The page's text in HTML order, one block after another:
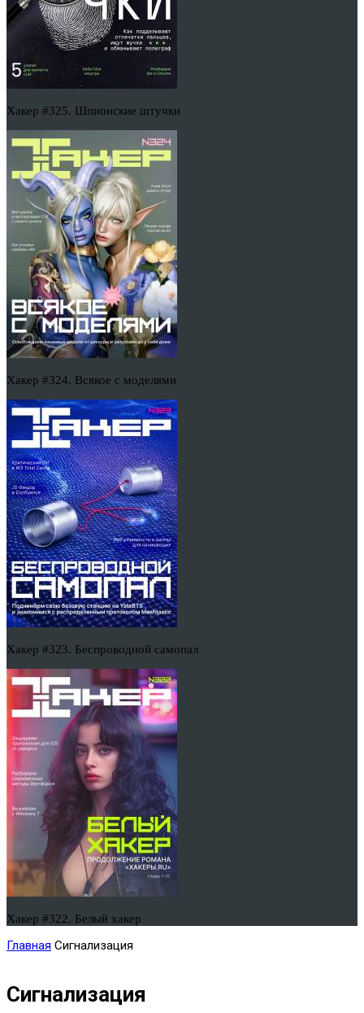
Хакер #325. Шпионские штучки
Хакер #324. Всякое с моделями
Хакер #323. Беспроводной самопал
Хакер #322. Белый хакер
Главная Сигнализация
Сигнализация